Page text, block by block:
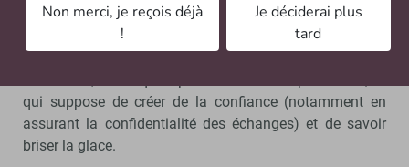
Nous utilisons des référentiels comparables à ceux de
l’inspection générale (Igésr). Une des méthodes
qui suppose de créer de la confiance (notamment en
assurant la confidentialité des échanges) et de savoir
briser la glace.
Non merci, je reçois déjà
!
Je déciderai plus
tard